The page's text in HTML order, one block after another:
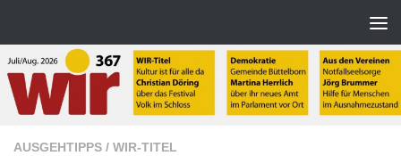
AUSGEHTIPPS / WIR-TITEL